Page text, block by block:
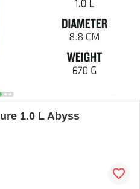
1.0 L Abyss